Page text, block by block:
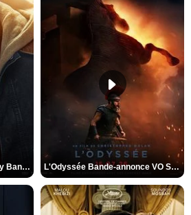
Spider-Man: Brand New Day Bande-annonce VO STFR L'Odyssée Bande-annonce VO STFR